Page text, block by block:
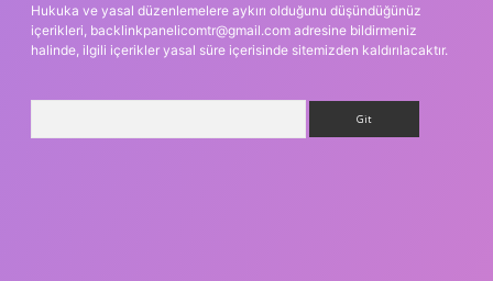
Hukuka ve yasal düzenlemelere aykırı olduğunu düşündüğünüz
içerikleri, backlinkpanelicomtr@gmail.com adresine bildirmeniz
halinde, ilgili içerikler yasal süre içerisinde sitemizden kaldırılacaktır.